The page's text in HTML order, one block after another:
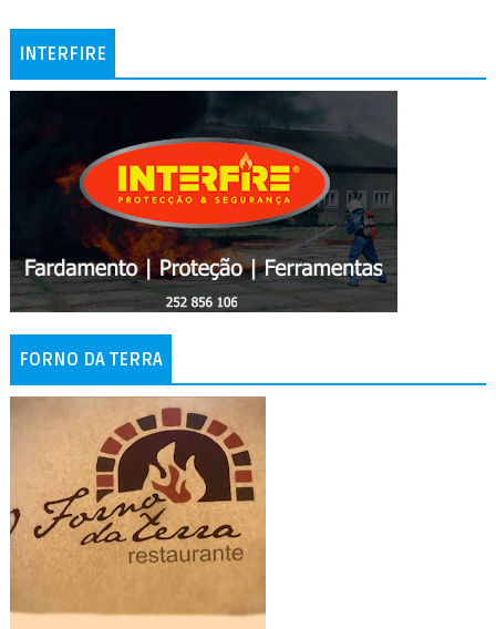
INTERFIRE
FORNO DA TERRA